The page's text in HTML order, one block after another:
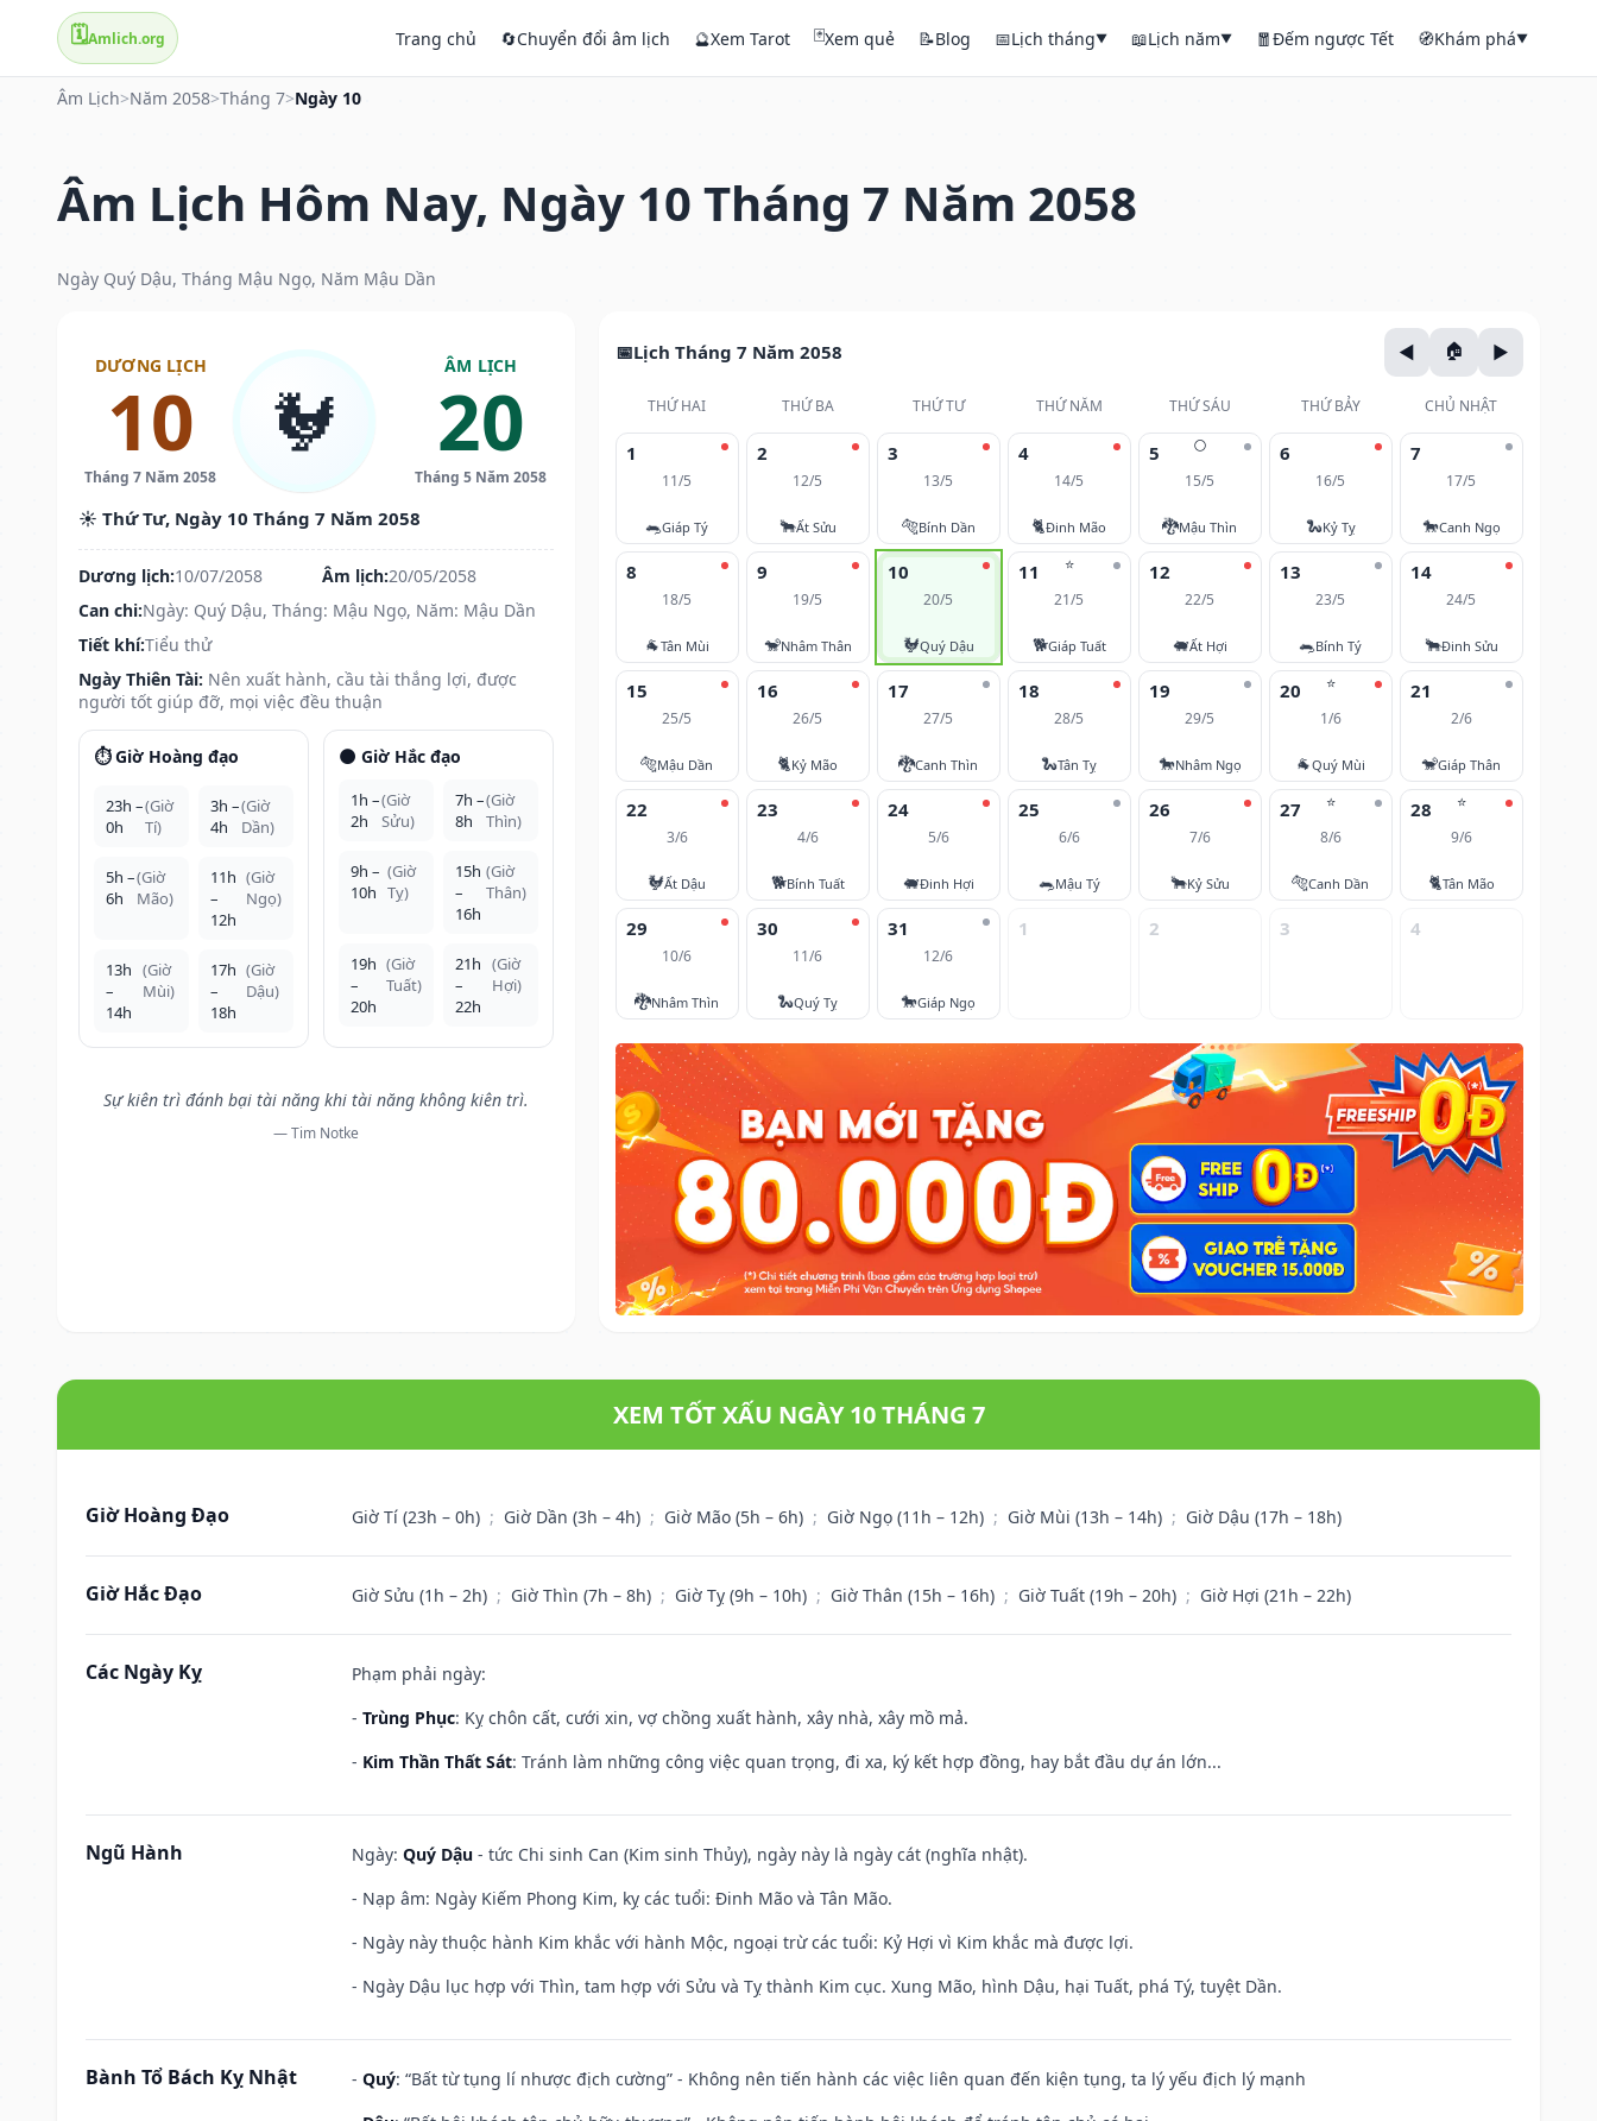
🗓️Amlich.org Trang chủ 🔄Chuyển đổi âm lịch 🔮Xem Tarot 🃏Xem quẻ 📝Blog 📅Lịch tháng▼ 📖Lịch năm▼ 🧧Đếm ngược Tết 🧭Khám phá▼
Âm Lịch>Năm 2058>Tháng 7>Ngày 10
Âm Lịch Hôm Nay, Ngày 10 Tháng 7 Năm 2058
Ngày Quý Dậu, Tháng Mậu Ngọ, Năm Mậu Dần
DƯƠNG LỊCH
10
Tháng 7 Năm 2058
🐓
ÂM LỊCH
20
Tháng 5 Năm 2058
☀️ Thứ Tư, Ngày 10 Tháng 7 Năm 2058
Dương lịch:10/07/2058 Âm lịch:20/05/2058
Can chi:Ngày: Quý Dậu, Tháng: Mậu Ngọ, Năm: Mậu Dần
Tiết khí:Tiểu thử
Ngày Thiên Tài: Nên xuất hành, cầu tài thắng lợi, được
người tốt giúp đỡ, mọi việc đều thuận
⏱️ Giờ Hoàng đạo
23h –
0h
(Giờ
Tí)
3h –
4h
(Giờ
Dần)
5h –
6h
(Giờ
Mão)
11h
–
12h
(Giờ
Ngọ)
13h
–
14h
(Giờ
Mùi)
17h
–
18h
(Giờ
Dậu)
🌑 Giờ Hắc đạo
1h –
2h
(Giờ
Sửu)
7h –
8h
(Giờ
Thìn)
9h –
10h
(Giờ
Tỵ)
15h
–
16h
(Giờ
Thân)
19h
–
20h
(Giờ
Tuất)
21h
–
22h
(Giờ
Hợi)
Sự kiên trì đánh bại tài năng khi tài năng không kiên trì.
— Tim Notke
Lịch Tháng 7 Năm 2058
THỨ HAI THỨ BA THỨ TƯ THỨ NĂM THỨ SÁU THỨ BẢY CHỦ NHẬT
1
11/5
🐀Giáp Tý
2
12/5
🐂Ất Sửu
3
13/5
🐅Bính Dần
4
14/5
🐈Đinh Mão
🌕
5
15/5
🐉Mậu Thìn
6
16/5
🐍Kỷ Tỵ
7
17/5
🐎Canh Ngọ
8
18/5
🐐Tân Mùi
9
19/5
🐒Nhâm Thân
10
20/5
🐓Quý Dậu
⭐
11
21/5
🐕Giáp Tuất
12
22/5
🐖Ất Hợi
13
23/5
🐀Bính Tý
14
24/5
🐂Đinh Sửu
15
25/5
🐅Mậu Dần
16
26/5
🐈Kỷ Mão
17
27/5
🐉Canh Thìn
18
28/5
🐍Tân Tỵ
19
29/5
🐎Nhâm Ngọ
⭐
20
1/6
🐐Quý Mùi
21
2/6
🐒Giáp Thân
22
3/6
🐓Ất Dậu
23
4/6
🐕Bính Tuất
24
5/6
🐖Đinh Hợi
25
6/6
🐀Mậu Tý
26
7/6
🐂Kỷ Sửu
⭐
27
8/6
🐅Canh Dần
⭐
28
9/6
🐈Tân Mão
29
10/6
🐉Nhâm Thìn
30
11/6
🐍Quý Tỵ
31
12/6
🐎Giáp Ngọ
1 2 3 4
XEM TỐT XẤU NGÀY 10 THÁNG 7
Giờ Hoàng Đạo Giờ Tí (23h – 0h) ; Giờ Dần (3h – 4h) ; Giờ Mão (5h – 6h) ; Giờ Ngọ (11h – 12h) ; Giờ Mùi (13h – 14h) ; Giờ Dậu (17h – 18h)
Giờ Hắc Đạo Giờ Sửu (1h – 2h) ; Giờ Thìn (7h – 8h) ; Giờ Tỵ (9h – 10h) ; Giờ Thân (15h – 16h) ; Giờ Tuất (19h – 20h) ; Giờ Hợi (21h – 22h)
Các Ngày Kỵ
Phạm phải ngày:
- Trùng Phục: Kỵ chôn cất, cưới xin, vợ chồng xuất hành, xây nhà, xây mồ mả.
- Kim Thần Thất Sát: Tránh làm những công việc quan trọng, đi xa, ký kết hợp đồng, hay bắt đầu dự án lớn...
Ngũ Hành Ngày: Quý Dậu - tức Chi sinh Can (Kim sinh Thủy), ngày này là ngày cát (nghĩa nhật).
- Nạp âm: Ngày Kiếm Phong Kim, kỵ các tuổi: Đinh Mão và Tân Mão.
- Ngày này thuộc hành Kim khắc với hành Mộc, ngoại trừ các tuổi: Kỷ Hợi vì Kim khắc mà được lợi.
- Ngày Dậu lục hợp với Thìn, tam hợp với Sửu và Tỵ thành Kim cục. Xung Mão, hình Dậu, hại Tuất, phá Tý, tuyệt Dần.
Bành Tổ Bách Kỵ Nhật - Quý: “Bất từ tụng lí nhược địch cường” - Không nên tiến hành các việc liên quan đến kiện tụng, ta lý yếu địch lý mạnh